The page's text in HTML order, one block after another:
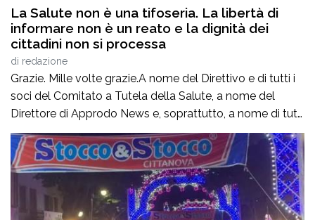
La Salute non è una tifoseria. La libertà di
informare non è un reato e la dignità dei
cittadini non si processa
di redazione
Grazie. Mille volte grazie.A nome del Direttivo e di tutti i
soci del Comitato a Tutela della Salute, a nome del
Direttore di Approdo News e, soprattutto, a nome di tutti
quei cittadini che ieri, alle ore 19.00, con una temperatura
prossima ai 40 °C e un’afa quasi insopportabile, hanno
scelto di ESSERE PRESENTI nella […]